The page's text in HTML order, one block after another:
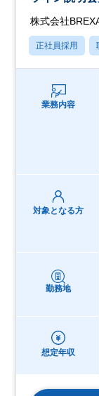
株式会社
正社員採用
業務内容
対象となる方
勤務地
想定年収